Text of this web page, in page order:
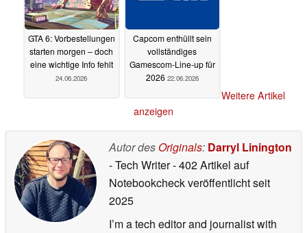
GTA 6: Vorbestellungen
starten morgen – doch
eine wichtige Info fehlt
24.06.2026
Capcom enthüllt sein
vollständiges
Gamescom‑Line‑up für
2026 22.06.2026
Weitere Artikel
anzeigen
Autor des Originals: Darryl Linington
- Tech Writer- 402 Artikel auf
Notebookcheck veröffentlichtseit
2025
I’m a tech editor and journalist with